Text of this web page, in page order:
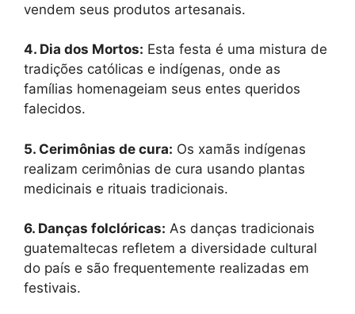
vendem seus produtos artesanais.
4. Dia dos Mortos: Esta festa é uma mistura de
tradições católicas e indígenas, onde as
famílias homenageiam seus entes queridos
falecidos.
5. Cerimônias de cura: Os xamãs indígenas
realizam cerimônias de cura usando plantas
medicinais e rituais tradicionais.
6. Danças folclóricas: As danças tradicionais
guatemaltecas refletem a diversidade cultural
do país e são frequentemente realizadas em
festivais.